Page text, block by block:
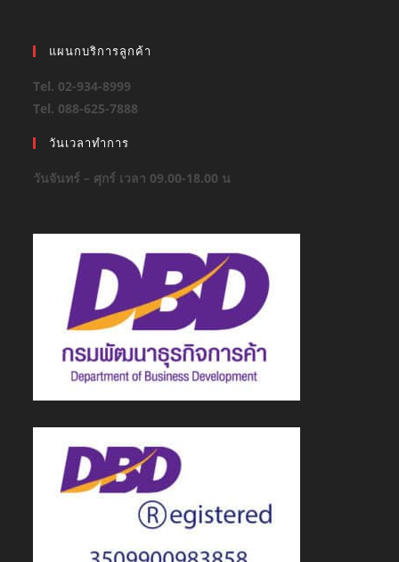
แผนกบริการลูกค้า
Tel. 02-934-8999
Tel. 088-625-7888
วันเวลาทำการ
วันจันทร์ – ศุกร์ เวลา 09.00-18.00 น